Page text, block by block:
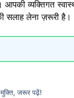
आपकी व्यक्तिगत
सलाह लेना ज़रूरी है।
मुक्ति, जरूर पढ़ें!